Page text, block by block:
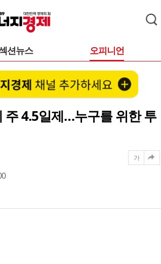
션뉴스 오피니언
주 4.5일제…누구를 위한 투
가